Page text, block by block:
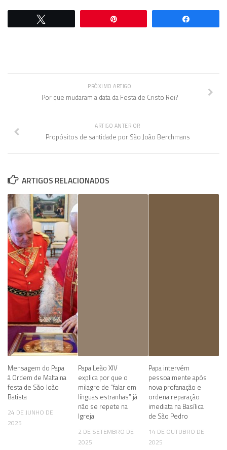
PRÓXIMO ARTIGO
Por que mudaram a data da Festa de Cristo Rei?
ARTIGO ANTERIOR
Propósitos de santidade por São João Berchmans
ARTIGOS RELACIONADOS
Mensagem do Papa
à Ordem de Malta na
festa de São João
Batista
24 DE JUNHO DE
2025
Papa Leão XIV
explica por que o
milagre de “falar em
línguas estranhas” já
não se repete na
Igreja
2 DE SETEMBRO DE
2025
Papa intervém
pessoalmente após
nova profanação e
ordena reparação
imediata na Basílica
de São Pedro
14 DE OUTUBRO DE
2025